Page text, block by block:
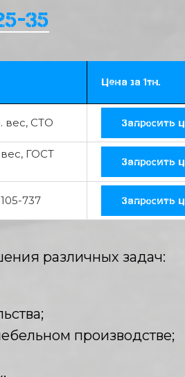
35
Цена за 1тн.
вес, СТО Запросить
вес, ГОСТ
Запросить
737 Запросить
различных задач:
производстве;